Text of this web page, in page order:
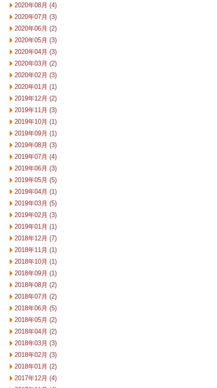
2020年08月 (4)
2020年07月 (3)
2020年06月 (2)
2020年05月 (3)
2020年04月 (3)
2020年03月 (2)
2020年02月 (3)
2020年01月 (1)
2019年12月 (2)
2019年11月 (3)
2019年10月 (1)
2019年09月 (1)
2019年08月 (3)
2019年07月 (4)
2019年06月 (3)
2019年05月 (5)
2019年04月 (1)
2019年03月 (5)
2019年02月 (3)
2019年01月 (1)
2018年12月 (7)
2018年11月 (1)
2018年10月 (1)
2018年09月 (1)
2018年08月 (2)
2018年07月 (2)
2018年06月 (5)
2018年05月 (2)
2018年04月 (2)
2018年03月 (3)
2018年02月 (3)
2018年01月 (2)
2017年12月 (4)